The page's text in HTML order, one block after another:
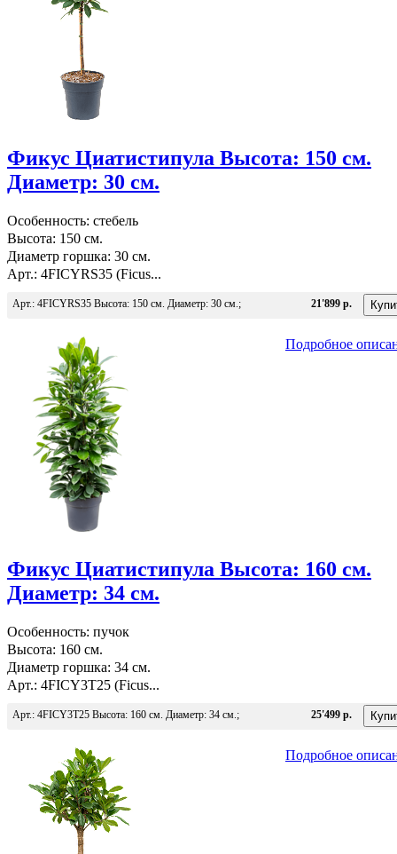
Фикус Циатистипула Высота: 150 см.
Диаметр: 30 см.
Особенность: стебель
Высота: 150 см.
Диаметр горшка: 30 см.
Арт.: 4FICYRS35 (Ficus...
Арт.: 4FICYRS35 Высота: 150 см. Диаметр: 30 см.; 21'899 р.
Подробное
Фикус Циатистипула Высота: 160 см.
Диаметр: 34 см.
Особенность: пучок
Высота: 160 см.
Диаметр горшка: 34 см.
Арт.: 4FICY3T25 (Ficus...
Арт.: 4FICY3T25 Высота: 160 см. Диаметр: 34 см.; 25'499 р.
Подробное